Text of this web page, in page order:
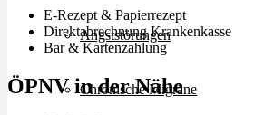
Angststörungen
Chronische Migräne
E-Rezept & Papierrezept
Direktabrechnung Krankenkasse
Bar & Kartenzahlung
ÖPNV in der Nähe